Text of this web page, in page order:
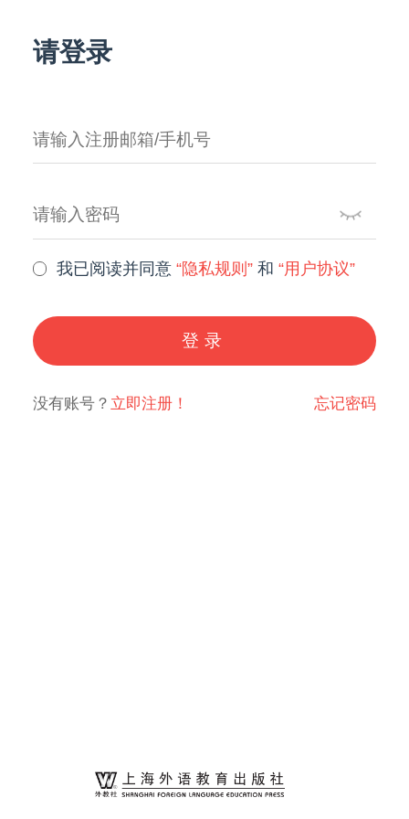
请登录
我已阅读并同意“隐私规则” 和“用户协议”
登录
没有账号？ 立即注册！ 忘记密码